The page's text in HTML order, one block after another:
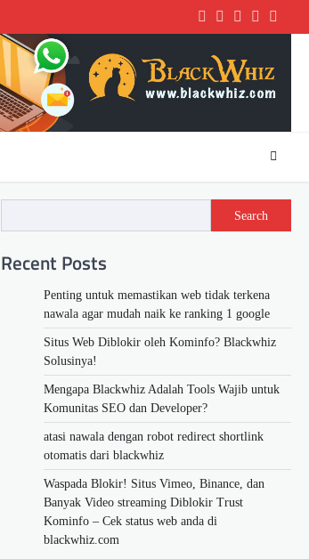
Twitter
Facebook
LinkedIn
Instagram
Search
Recent Posts
Penting untuk memastikan web tidak terkena
nawala agar mudah naik ke ranking 1 google
Situs Web Diblokir oleh Kominfo? Blackwhiz
Solusinya!
Mengapa Blackwhiz Adalah Tools Wajib untuk
Komunitas SEO dan Developer?
atasi nawala dengan robot redirect shortlink
otomatis dari blackwhiz
Waspada Blokir! Situs Vimeo, Binance, dan
Banyak Video streaming Diblokir Trust
Kominfo – Cek status web anda di
blackwhiz.com